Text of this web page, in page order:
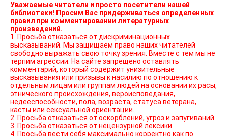
Уважаемые читатели и просто посетители нашей
библиотеки! Просим Вас придерживаться определенных
правил при комментировании литературных
произведений.
1. Просьба отказаться от дискриминационных
высказываний. Мы защищаем право наших читателей
свободно выражать свою точку зрения. Вместе с тем мы не
терпим агрессии. На сайте запрещено оставлять
комментарий, который содержит унизительные
высказывания или призывы к насилию по отношению к
отдельным лицам или группам людей на основании их расы,
этнического происхождения, вероисповедания,
недееспособности, пола, возраста, статуса ветерана,
касты или сексуальной ориентации.
2. Просьба отказаться от оскорблений, угроз и запугиваний.
3. Просьба отказаться от нецензурной лексики.
4. Просьба вести себя максимально корректно как по